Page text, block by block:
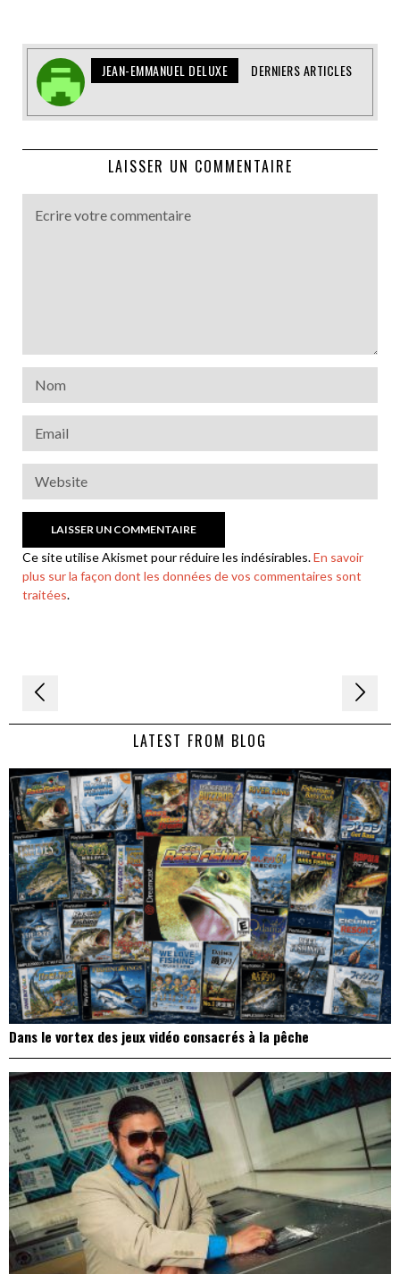
JEAN-EMMANUEL DELUXE DERNIERS ARTICLES
LAISSER UN COMMENTAIRE
Ce site utilise Akismet pour réduire les indésirables.En savoir
plus sur la façon dont les données de vos commentaires sont
traitées.
Navigation
de LATEST FROM BLOG
Dans le vortex des jeux vidéo consacrés à la pêche